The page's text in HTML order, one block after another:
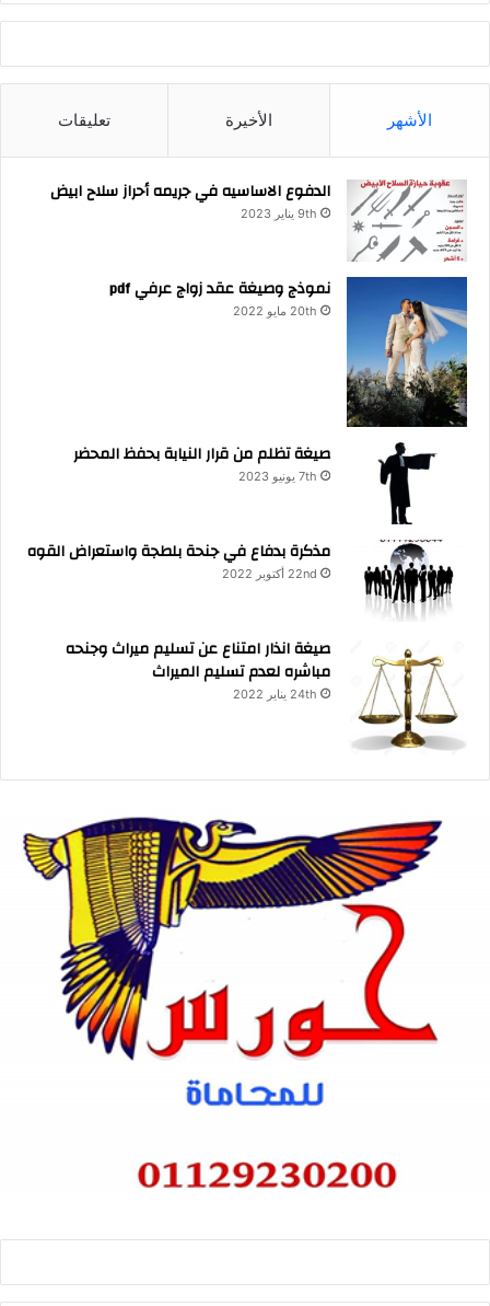
الأشهر الأخيرة تعليقات
الدفوع الاساسيه في جريمه أحراز سلاح ابيض
9th يناير 2023
نموذج وصيغة عقد زواج عرفي pdf
20th مايو 2022
صيغة تظلم من قرار النيابة بحفظ المحضر
7th يونيو 2023
مذكرة بدفاع في جنحة بلطجة واستعراض القوه
22nd أكتوبر 2022
صيغة انذار امتناع عن تسليم ميراث وجنحه
مباشره لعدم تسليم الميراث
24th يناير 2022